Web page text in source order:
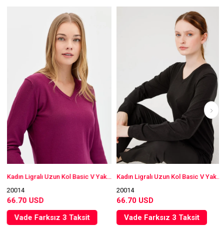
Kadın Ligralı Uzun Kol Basic V Yaka Bluz Mürdüm
20014
66.70 USD
Vade Farksız 3 Taksit
Kadın Ligralı Uzun Kol Basic V Yaka Bluz Siyah
20014
66.70 USD
Vade Farksız 3 Taksit